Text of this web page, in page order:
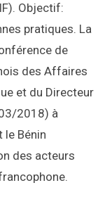
Objectif:
pratiques. La
de
des Affaires
et du Directeur
2018) à
le Bénin
des acteurs